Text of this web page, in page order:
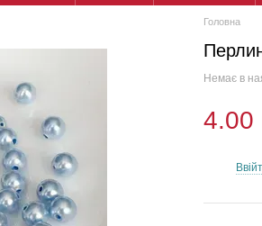
Головна
Немає в
4.00